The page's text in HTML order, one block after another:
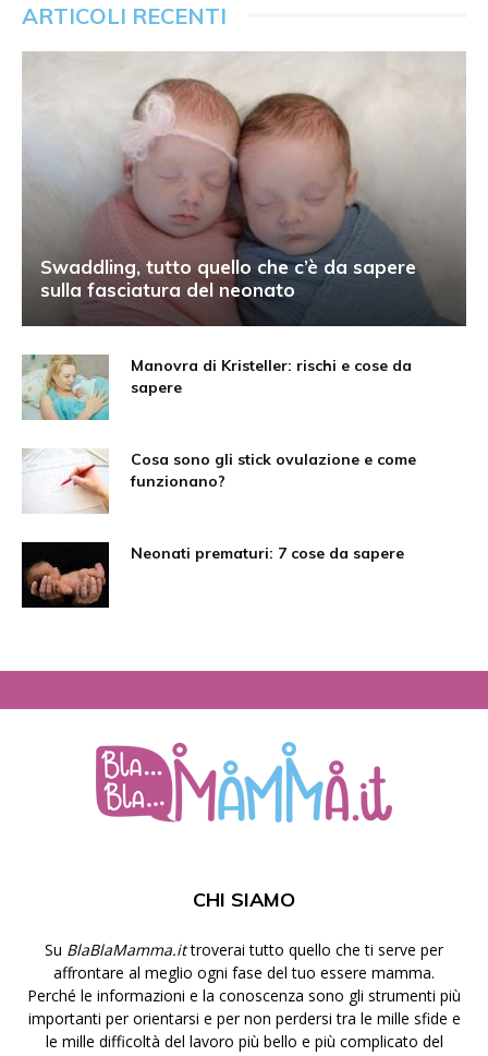
ARTICOLI RECENTI
Swaddling, tutto quello che c’è da sapere
sulla fasciatura del neonato
Manovra di Kristeller: rischi e cose da
sapere
Cosa sono gli stick ovulazione e come
funzionano?
Neonati prematuri: 7 cose da sapere
CHI SIAMO
Su BlaBlaMamma.ittroverai tutto quello che ti serve per
affrontare al meglio ogni fase del tuo essere mamma.
Perché le informazioni e la conoscenza sono gli strumenti più
importanti per orientarsi e per non perdersi tra le mille sfide e
le mille difficoltà del lavoro più bello e più complicato del